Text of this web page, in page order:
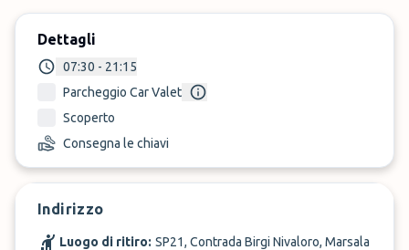
Dettagli
07:30 - 21:15
Parcheggio Car Valet
Scoperto
Consegna le chiavi
Indirizzo
Luogo di ritiro: SP21, Contrada Birgi Nivaloro, Marsala